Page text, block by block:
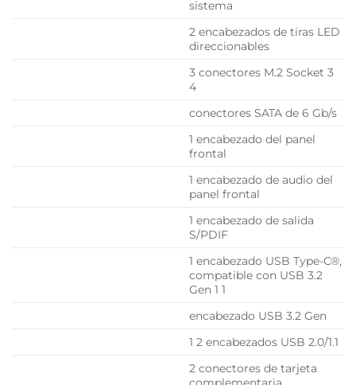
sistema
2 encabezados de tiras LED
direccionables
3 conectores M.2 Socket 3
4
conectores SATA de 6 Gb/s
1 encabezado del panel
frontal
1 encabezado de audio del
panel frontal
1 encabezado de salida
S/PDIF
1 encabezado USB Type-C®,
compatible con USB 3.2
Gen 1 1
encabezado USB 3.2 Gen
1 2 encabezados USB 2.0/1.1
2 conectores de tarjeta